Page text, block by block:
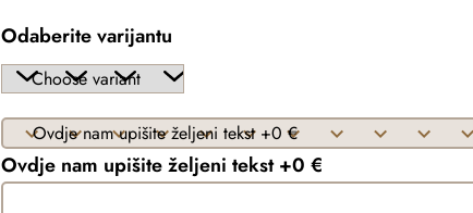
Odaberite varijantu
Ovdje nam upišite željeni tekst +0 €